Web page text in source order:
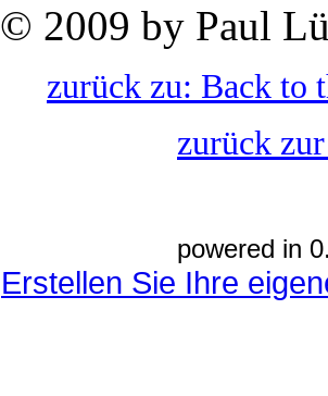
© 2009 by Paul
zurück zu: Back to
zurück
powered in
Erstellen Sie Ihre